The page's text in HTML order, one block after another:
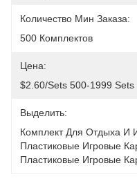
Количество Мин Заказа:
500 Комплектов
Цена:
$2.60/sets 500-1999 Sets
Выделить:
Комплект Для Отдыха И
Пластиковые Игровые
Пластиковые Игровые